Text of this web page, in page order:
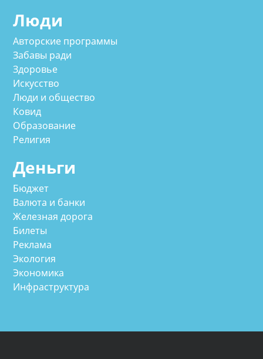
Люди
Авторские программы
Забавы ради
Здоровье
Искусство
Люди и общество
Ковид
Образование
Религия
Деньги
Бюджет
Валюта и банки
Железная дорога
Билеты
Реклама
Экология
Экономика
Инфраструктура